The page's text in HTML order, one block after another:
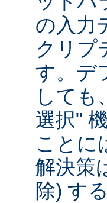
の入力
クリプ
す。デ
しても
選択"
ことに
解決策
除) す